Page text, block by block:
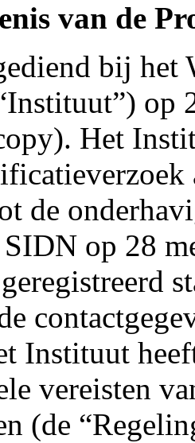
van de
bij
op
Het
de
op 28
Instituut
vereisten
(de